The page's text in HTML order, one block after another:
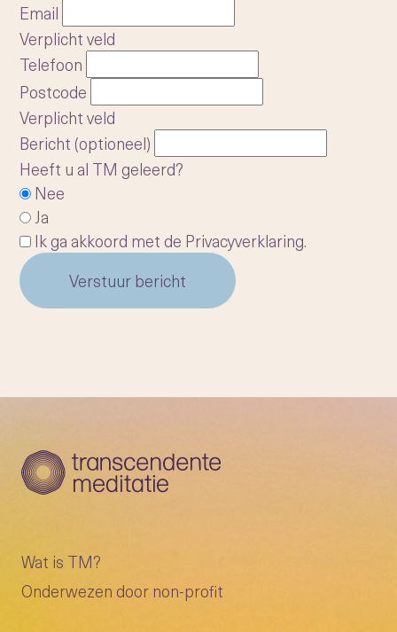
Email
Verplicht veld
Telefoon
Postcode
Verplicht veld
Bericht (optioneel)
Heeft u al TM geleerd?
Nee
Ja
Ik ga akkoord met de Privacyverklaring.
Verstuur bericht
Wat is TM?
Onderwezen door non-profit